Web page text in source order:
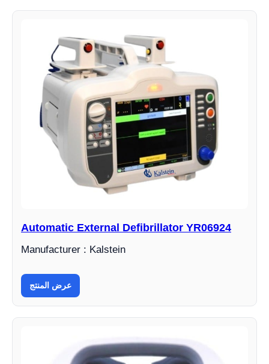
Automatic External Defibrillator YR06924
Manufacturer : Kalstein
عرض المنتج